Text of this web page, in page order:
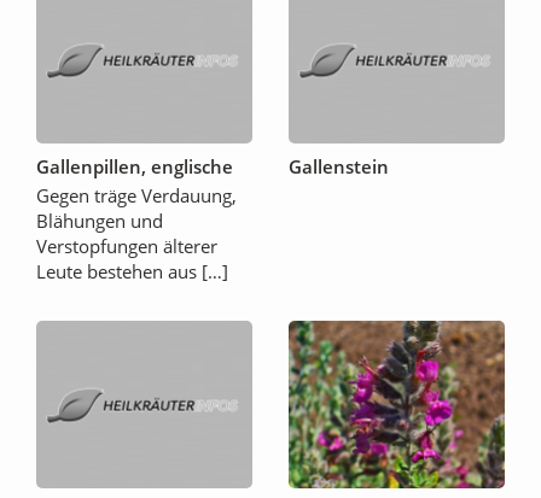
Gallenpillen, englische
Gegen träge Verdauung,
Blähungen und
Verstopfungen älterer
Leute bestehen aus […]
Gallenstein